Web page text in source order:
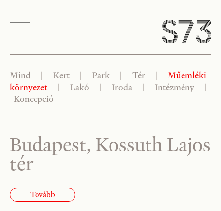
Mind | Kert| Park | Tér| Műemléki
környezet| Lakó | Iroda | Intézmény|
Koncepció
Budapest, Kossuth Lajos
tér
Tovább